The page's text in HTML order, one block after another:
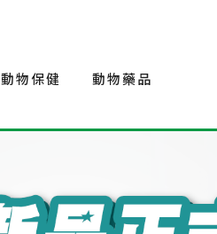
動物保健 動物藥品